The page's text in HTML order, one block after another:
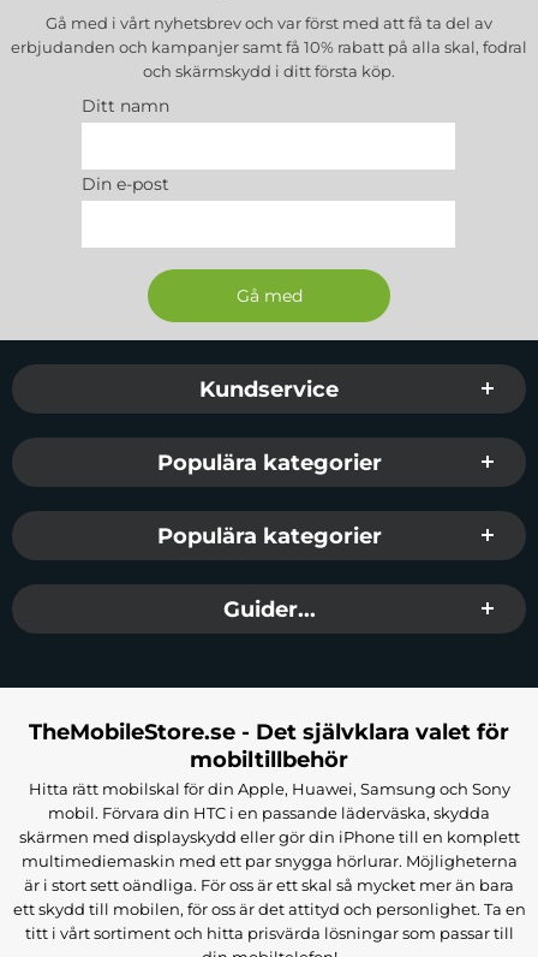
Gå med i vårt nyhetsbrev och var först med att få ta del av
erbjudanden och kampanjer samt få 10% rabatt på alla skal, fodral
och skärmskydd i ditt första köp.
Ditt namn
Din e-post
Sidfot Blandad info och länkar
Kundservice
Populära kategorier
Populära kategorier
Guider...
TheMobileStore.se - Det självklara valet för
mobiltillbehör
Hitta rätt mobilskal för din Apple, Huawei, Samsung och Sony
mobil. Förvara din HTC i en passande läderväska, skydda
skärmen med displayskydd eller gör din iPhone till en komplett
multimediemaskin med ett par snygga hörlurar. Möjligheterna
är i stort sett oändliga. För oss är ett skal så mycket mer än bara
ett skydd till mobilen, för oss är det attityd och personlighet. Ta en
titt i vårt sortiment och hitta prisvärda lösningar som passar till